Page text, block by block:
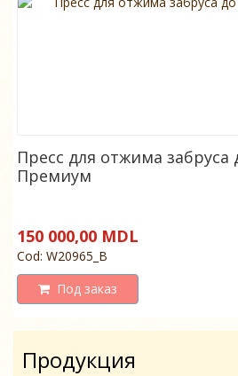
Пресс для отжима забруса
Премиум
150 000,00 MDL
Cod: W20965_B
Под заказ
Продукция